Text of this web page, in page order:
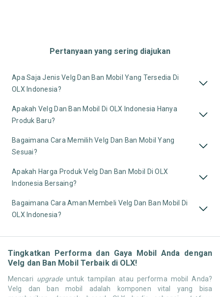
Pertanyaan yang sering diajukan
Apa Saja Jenis Velg Dan Ban Mobil Yang Tersedia Di
OLX Indonesia?
Apakah Velg Dan Ban Mobil Di OLX Indonesia Hanya
Produk Baru?
Bagaimana Cara Memilih Velg Dan Ban Mobil Yang
Sesuai?
Apakah Harga Produk Velg Dan Ban Mobil Di OLX
Indonesia Bersaing?
Bagaimana Cara Aman Membeli Velg Dan Ban Mobil Di
OLX Indonesia?
Tingkatkan Performa dan Gaya Mobil Anda dengan
Velg dan Ban Mobil Terbaik di OLX!
Mencari upgradeuntuk tampilan atau performa mobil Anda?
Velg dan ban mobil adalah komponen vital yang bisa